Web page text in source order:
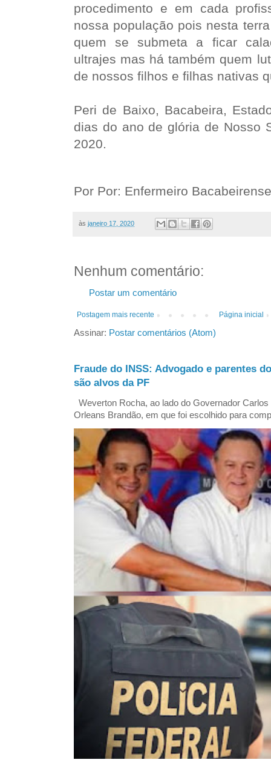
procedimento e em cada
nossa população pois nesta
quem se submeta a ficar
ultrajes mas há também quem
de nossos filhos e filhas nativas
Peri de Baixo, Bacabeira,
dias do ano de glória de Nosso
2020.
Por Por: Enfermeiro
às janeiro 17, 2020
Nenhum comentário:
Postar um comentário
Postagem mais recente Página inicial
Assinar: Postar comentários (Atom)
Fraude do INSS: Advogado e parentes
são alvos da PF
Weverton Rocha, ao lado do Governador
Orleans Brandão, em que foi escolhido para